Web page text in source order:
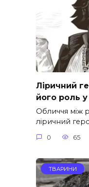
Ліричний
його роль
Обличчя між
ліричний
0 65
ТВАРИНИ